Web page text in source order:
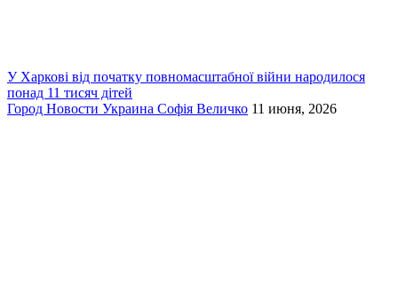
У Харкові від початку повномасштабної війни народилося
понад 11 тисяч дітей
Город Новости Украина Софія Величко 11 июня, 2026